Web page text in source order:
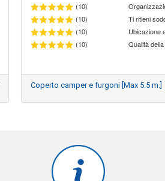
(10)
(10)
(10)
Ubicazione
(10)
Qualità
Coperto camper e furgoni [Max 5.5 m.]